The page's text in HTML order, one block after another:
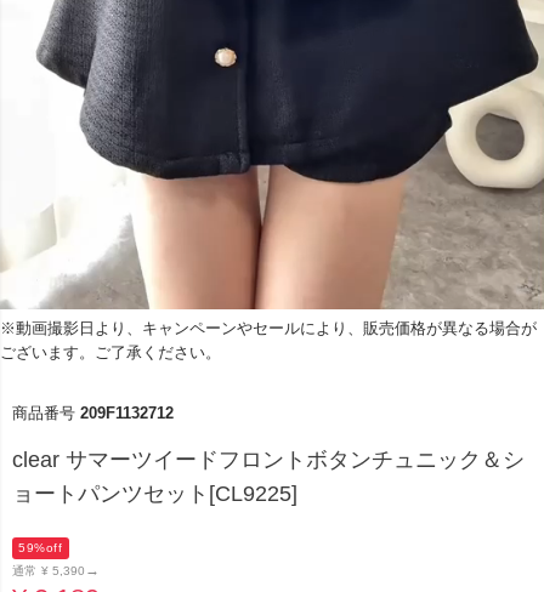
※動画撮影日より、キャンペーンやセールにより、販売価格が異なる場合が
ございます。ご了承ください。
商品番号 209F1132712
clear サマーツイードフロントボタンチュニック＆シ
ョートパンツセット[CL9225]
59%off
通常 ¥ 5,390 →